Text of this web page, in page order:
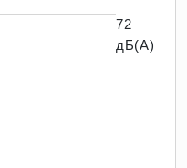
72
дБ(А)